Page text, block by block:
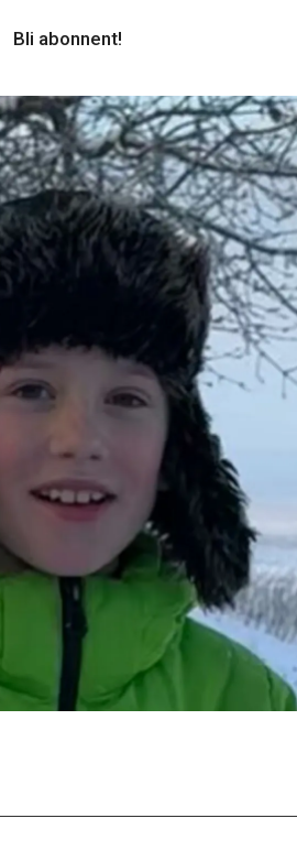
Bli abonnent!